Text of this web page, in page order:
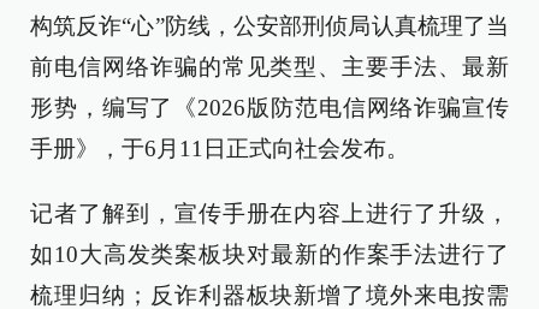
构筑反诈“心”防线，公安部刑侦局认真梳理了当
前电信网络诈骗的常见类型、主要手法、最新
形势，编写了《2026版防范电信网络诈骗宣传
手册》，于6月11日正式向社会发布。
记者了解到，宣传手册在内容上进行了升级，
如10大高发类案板块对最新的作案手法进行了
梳理归纳；反诈利器板块新增了境外来电按需